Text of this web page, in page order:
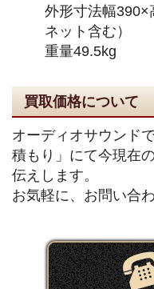
外形寸法幅390×
ネット含む）
重量49.5kg
買取価格について
オーディオサウンド
積もり」にて今現在
伝えします。
お気軽に、お問い合